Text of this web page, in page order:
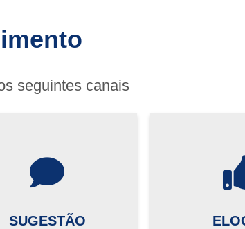
seguintes canais
SUGESTÃO